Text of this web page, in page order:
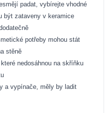
padat, vybírejte vhodné
být zataveny v keramice
potřeby mohou stát
stěně
nedosáhnou na skříňku
a vypínače, měly by ladit